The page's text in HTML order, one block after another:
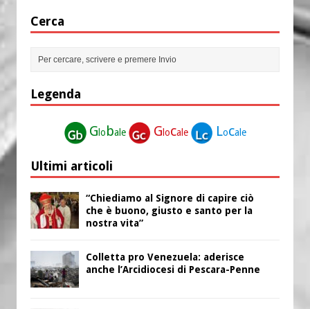
Cerca
Legenda
G lobale G locale Locale
Ultimi articoli
“Chiediamo al Signore di capire ciò
che è buono, giusto e santo per la
nostra vita”
Colletta pro Venezuela: aderisce
anche l’Arcidiocesi di Pescara-Penne